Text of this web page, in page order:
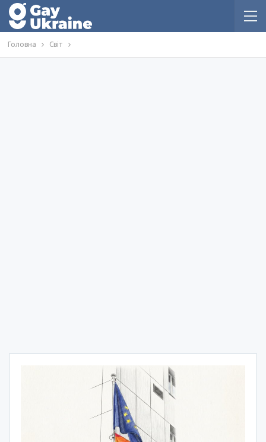
Головна Світ